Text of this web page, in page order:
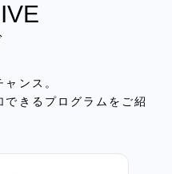
ンス。
きるプログラムをご紹